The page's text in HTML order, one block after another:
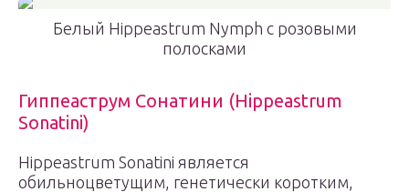
Белый Hippeastrum Nymph с розовыми
полосками
Гиппеаструм Сонатини (Hippeastrum
Sonatini)
Hippeastrum Sonatini является
обильноцветущим, генетически коротким,